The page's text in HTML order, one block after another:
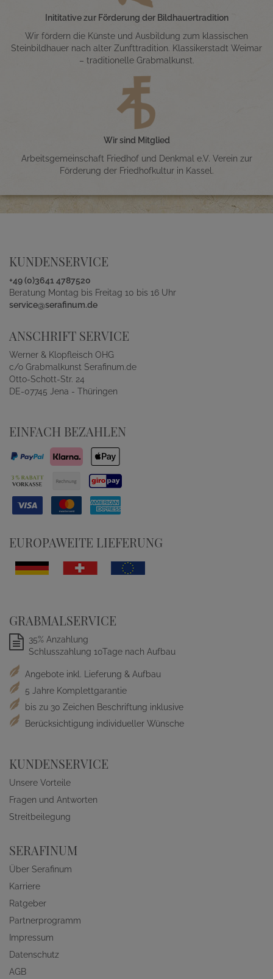
Inititative zur Förderung der Bildhauertradition
Wir fördern die Künste und Ausbildung zum klassischen
Steinbildhauer nach alter Zunfttradition. Klassikerstadt Weimar
– traditionelle Grabmalkunst.
Wir sind Mitglied
Arbeitsgemeinschaft Friedhof und Denkmal e.V. Verein zur
Förderung der Friedhofkultur in Kassel.
KUNDENSERVICE
+49 (0)3641 4787520
Beratung Montag bis Freitag 10 bis 16 Uhr
service@serafinum.de
ANSCHRIFT SERVICE
Werner & Klopfleisch OHG
c/o Grabmalkunst Serafinum.de
Otto-Schott-Str. 24
DE-07745 Jena - Thüringen
EINFACH BEZAHLEN
EUROPAWEITE LIEFERUNG
GRABMALSERVICE
35% Anzahlung
Schlusszahlung 10Tage nach Aufbau
Angebote inkl. Lieferung & Aufbau
5 Jahre Komplettgarantie
bis zu 30 Zeichen Beschriftung inklusive
Berücksichtigung individueller Wünsche
KUNDENSERVICE
Unsere Vorteile
Fragen und Antworten
Streitbeilegung
SERAFINUM
Über Serafinum
Karriere
Ratgeber
Partnerprogramm
Impressum
Datenschutz
AGB